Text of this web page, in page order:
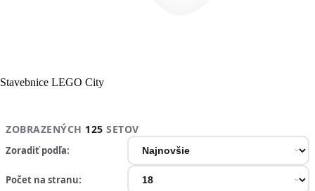
Stavebnice LEGO City⁠
ZOBRAZENÝCH 125 SETOV
Zoradiť podľa:
Počet na stranu: